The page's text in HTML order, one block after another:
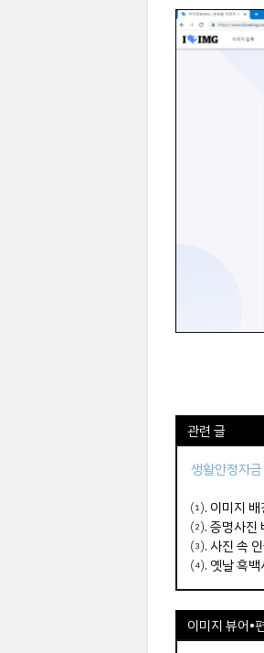
관련 글
생활안정자
⑴. 이미지
⑵.증명사진
⑶. 사진 속
⑷. 옛날 흑
이미지 뷰어•